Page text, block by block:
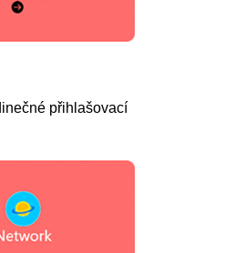
přihlašovací